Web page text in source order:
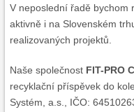
V neposlední řadě bychom
aktivně i na Slovenském
realizovaných projektů.
Naše společnost FIT-PRO
recyklační příspěvek do
Systém, a.s., IČO: